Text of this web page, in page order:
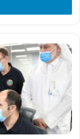
وزير
الصحة
مركز
القيادة
الوطني
للحوادث
الصحية